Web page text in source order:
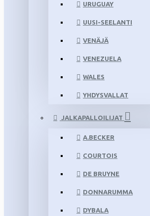
URUGUAY
UUSI-SEELANTI
VENÄJÄ
VENEZUELA
WALES
YHDYSVALLAT
JALKAPALLOILIJAT
A.BECKER
COURTOIS
DE BRUYNE
DONNARUMMA
DYBALA